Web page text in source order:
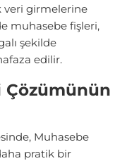
veri girmelerine
muhasebe fişleri,
şekilde
edilir.
Çözümünün
Muhasebe
pratik bir